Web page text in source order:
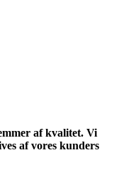
af kvalitet. Vi
af vores kunders